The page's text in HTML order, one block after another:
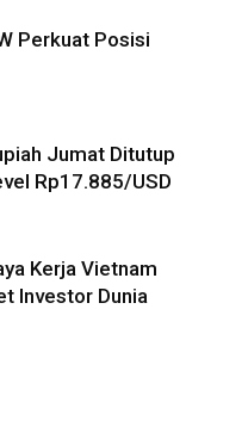
Perkuat Posisi
Jumat Ditutup
Rp17.885/USD
Kerja Vietnam
Investor Dunia